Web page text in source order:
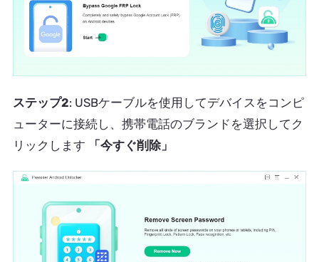
ステップ2: USBケーブルを使用してデバイスをコンピ
ューターに接続し、携帯電話のブランドを選択してク
リックします
「今すぐ削除」